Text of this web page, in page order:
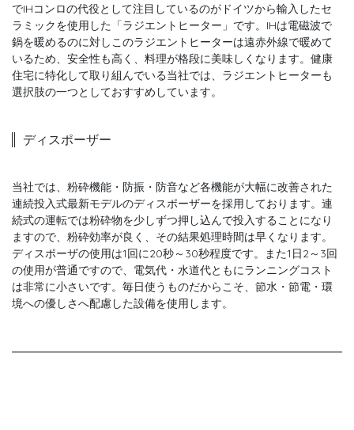
でIHコンロの代役として注目しているのがドイツから輸入したセ
ラミックを使用した「ラジエントヒーター」です。IHは電磁波で
鍋を暖めるのに対しこのラジエントヒーターは遠赤外線で暖めて
いるため、安全性も高く、料理が格段に美味しくなります。健康
住宅に特化して取り組んでいる当社では、ラジエントヒーターも
選択肢の一つとしておすすめしています。
ディスポーザー
当社では、粉砕機能・防振・防音など各機能が大幅に改善された
連続投入式最新モデルのディスポーザーを採用しております。連
続式の運転では粉砕物を少しずつ押し込んで投入することになり
ますので、粉砕効率が良く、その結果処理時間は早くなります。
ディスポーザの使用は1回に20秒～30秒程度です。また1日2～3回
の使用が普通ですので、電気代・水道代ともにランニングコスト
は非常に小さいです。毎日使うものだからこそ、節水・節電・環
境への優しさへ配慮した設備を使用します。